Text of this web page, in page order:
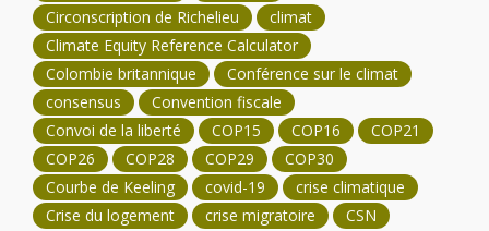
Circonscription de Richelieu
climat
Climate Equity Reference Calculator
Colombie britannique
Conférence sur le climat
consensus
Convention fiscale
Convoi de la liberté
COP15 COP16
COP21
COP26
COP28 COP29
COP30
Courbe de Keeling
covid-19
crise climatique
Crise du logement
crise migratoire
CSN